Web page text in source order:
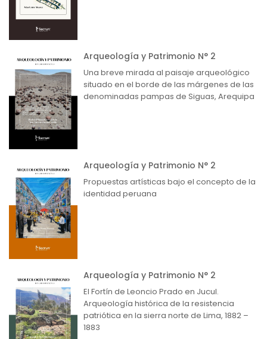
Arqueología y Patrimonio N° 2
Una breve mirada al paisaje arqueológico
situado en el borde de las márgenes de las
denominadas pampas de Siguas, Arequipa
Arqueología y Patrimonio N° 2
Propuestas artísticas bajo el concepto de la
identidad peruana
Arqueología y Patrimonio N° 2
El Fortín de Leoncio Prado en Jucul.
Arqueología histórica de la resistencia
patriótica en la sierra norte de Lima, 1882 –
1883